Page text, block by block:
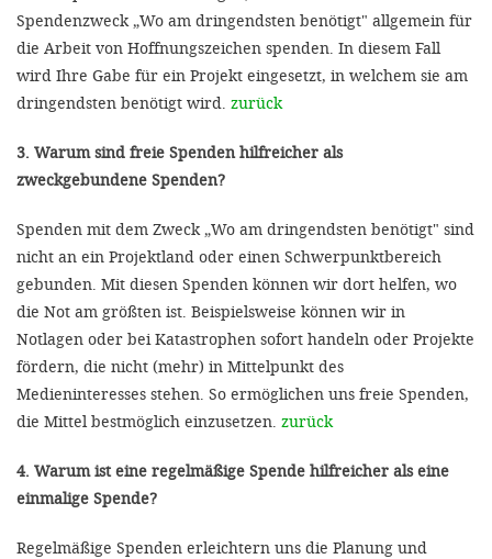
Spendenzweck „Wo am dringendsten benötigt" allgemein für
die Arbeit von Hoffnungszeichen spenden. In diesem Fall
wird Ihre Gabe für ein Projekt eingesetzt, in welchem sie am
dringendsten benötigt wird. zurück
3. Warum sind freie Spenden hilfreicher als
zweckgebundene Spenden?
Spenden mit dem Zweck „Wo am dringendsten benötigt" sind
nicht an ein Projektland oder einen Schwerpunktbereich
gebunden. Mit diesen Spenden können wir dort helfen, wo
die Not am größten ist. Beispielsweise können wir in
Notlagen oder bei Katastrophen sofort handeln oder Projekte
fördern, die nicht (mehr) in Mittelpunkt des
Medieninteresses stehen. So ermöglichen uns freie Spenden,
die Mittel bestmöglich einzusetzen. zurück
4. Warum ist eine regelmäßige Spende hilfreicher als eine
einmalige Spende?
Regelmäßige Spenden erleichtern uns die Planung und